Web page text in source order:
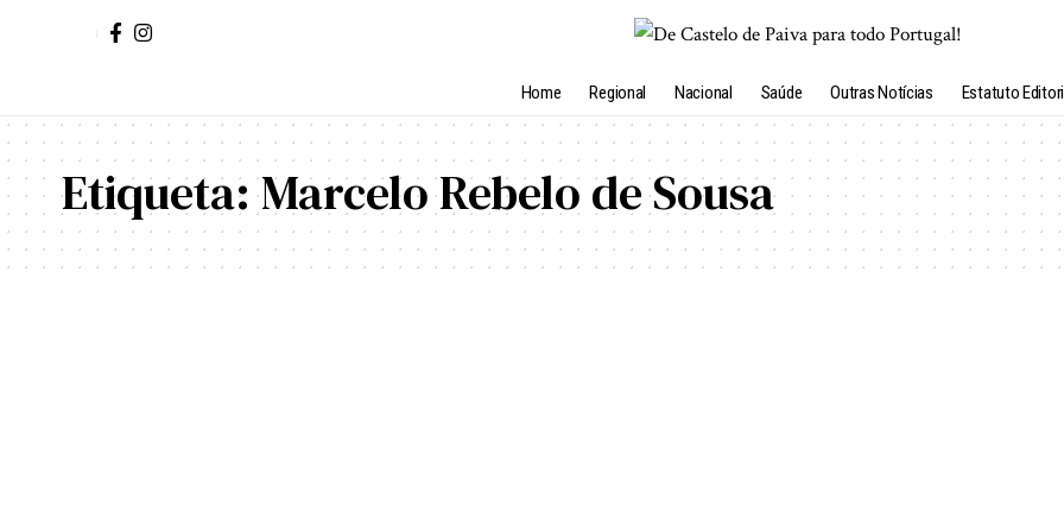
Home Regional Nacional Saúde Outras Notícias Estatuto
Etiqueta:Marcelo Rebelo de Sousa